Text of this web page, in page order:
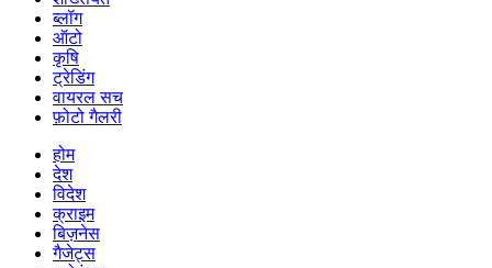
ब्लॉग
ऑटो
कृषि
ट्रेडिंग
वायरल सच
फ़ोटो गैलरी
होम
देश
विदेश
क्राइम
बिज़नेस
गैजेट्स